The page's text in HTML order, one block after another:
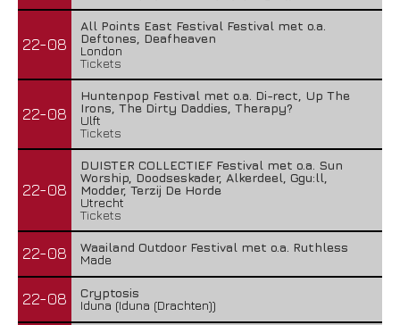
22-08
All Points East Festival Festival met o.a.
Deftones, Deafheaven
London
Tickets
22-08
Huntenpop Festival met o.a. Di-rect, Up The
Irons, The Dirty Daddies, Therapy?
Ulft
Tickets
22-08
DUISTER COLLECTIEF Festival met o.a. Sun
Worship, Doodseskader, Alkerdeel, Ggu:ll,
Modder, Terzij De Horde
Utrecht
Tickets
22-08
Waailand Outdoor Festival met o.a. Ruthless
Made
22-08
Cryptosis
Iduna (Iduna (Drachten))